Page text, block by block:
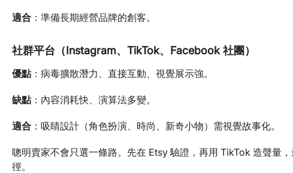
適合 ：準備長期經營品牌的創客。
社群平台（Instagram、TikTok、Facebook 社團）
優點：病毒擴散潛力、直接互動、視覺展示強。
缺點：內容消耗快、演算法多變。
適合 ：吸睛設計（角色扮演、時尚、新奇小物）需視覺故事化。
聰明賣家不會只選一條路。先在 Etsy 驗證，再用 TikTok 造聲量
徑。